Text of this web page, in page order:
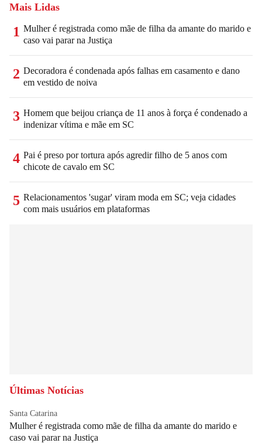
Mais Lidas
1 Mulher é registrada como mãe de filha da amante do marido e
caso vai parar na Justiça
2 Decoradora é condenada após falhas em casamento e dano
em vestido de noiva
3 Homem que beijou criança de 11 anos à força é condenado a
indenizar vítima e mãe em SC
4 Pai é preso por tortura após agredir filho de 5 anos com
chicote de cavalo em SC
5 Relacionamentos 'sugar' viram moda em SC; veja cidades
com mais usuários em plataformas
Últimas Notícias
Santa Catarina
Mulher é registrada como mãe de filha da amante do marido e
caso vai parar na Justiça